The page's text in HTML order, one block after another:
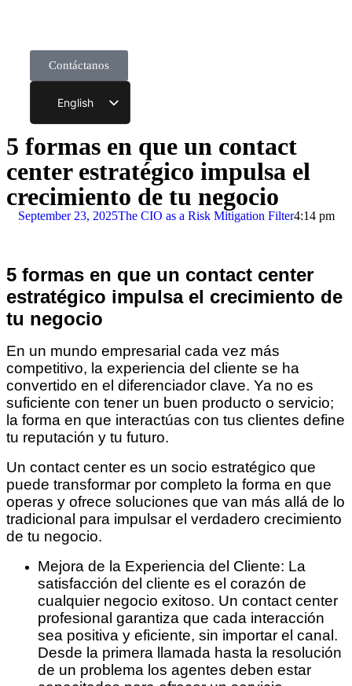
Contáctanos
English
5 formas en que un contact
center estratégico impulsa el
crecimiento de tu negocio
September 23, 2025The CIO as a Risk Mitigation Filter4:14 pm
5 formas en que un contact center
estratégico impulsa el crecimiento de
tu negocio
En un mundo empresarial cada vez más
competitivo, la experiencia del cliente se ha
convertido en el diferenciador clave. Ya no es
suficiente con tener un buen producto o servicio;
la forma en que interactúas con tus clientes define
tu reputación y tu futuro.
Un contact center es un socio estratégico que
puede transformar por completo la forma en que
operas y ofrece soluciones que van más allá de lo
tradicional para impulsar el verdadero crecimiento
de tu negocio.
Mejora de la Experiencia del Cliente: La
satisfacción del cliente es el corazón de
cualquier negocio exitoso. Un contact center
profesional garantiza que cada interacción
sea positiva y eficiente, sin importar el canal.
Desde la primera llamada hasta la resolución
de un problema los agentes deben estar